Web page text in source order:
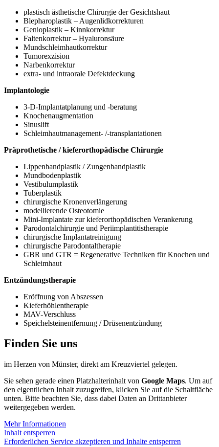
plastisch ästhetische Chirurgie der Gesichtshaut
Blepharoplastik – Augenlidkorrekturen
Genioplastik – Kinnkorrektur
Faltenkorrektur – Hyaluronsäure
Mundschleimhautkorrektur
Tumorexzision
Narbenkorrektur
extra- und intraorale Defektdeckung
Implantologie
3-D-Implantatplanung und -beratung
Knochenaugmentation
Sinuslift
Schleimhautmanagement- /-transplantationen
Präprothetische / kieferorthopädische Chirurgie
Lippenbandplastik / Zungenbandplastik
Mundbodenplastik
Vestibulumplastik
Tuberplastik
chirurgische Kronenverlängerung
modellierende Osteotomie
Mini-Implantate zur kieferorthopädischen Verankerung
Parodontalchirurgie und Periimplantitistherapie
chirurgische Implantatreinigung
chirurgische Parodontaltherapie
GBR und GTR = Regenerative Techniken für Knochen und
Schleimhaut
Entzündungstherapie
Eröffnung von Abszessen
Kieferhöhlentherapie
MAV-Verschluss
Speichelsteinentfernung / Drüsenentzündung
Finden Sie uns
im Herzen von Münster, direkt am Kreuzviertel gelegen.
Sie sehen gerade einen Platzhalterinhalt von Google Maps. Um auf
den eigentlichen Inhalt zuzugreifen, klicken Sie auf die Schaltfläche
unten. Bitte beachten Sie, dass dabei Daten an Drittanbieter
weitergegeben werden.
Mehr Informationen
Inhalt entsperren
Erforderlichen Service akzeptieren und Inhalte entsperren